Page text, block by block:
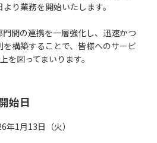
り業務を開始いたします。
間の連携を一層強化し、迅速かつ
構築することで、皆様へのサービ
を図ってまいります。
始日
1月13日（火）